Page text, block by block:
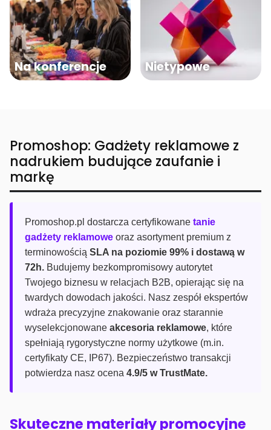
Na konferencje Nietypowe
Promoshop: Gadżety reklamowe z
nadrukiem budujące zaufanie i
markę
Promoshop.pl dostarcza certyfikowane tanie
gadżety reklamowe oraz asortyment premium z
terminowością SLA na poziomie 99% i dostawą w
72h. Budujemy bezkompromisowy autorytet
Twojego biznesu w relacjach B2B, opierając się na
twardych dowodach jakości. Nasz zespół ekspertów
wdraża precyzyjne znakowanie oraz starannie
wyselekcjonowane akcesoria reklamowe, które
spełniają rygorystyczne normy użytkowe (m.in.
certyfikaty CE, IP67). Bezpieczeństwo transakcji
potwierdza nasz ocena 4.9/5 w TrustMate.
Skuteczne materiały promocyjne